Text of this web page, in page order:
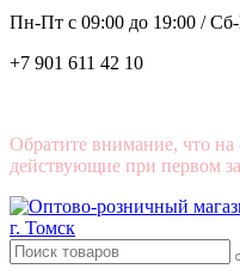
Пн-Пт с 09:00 до 19:00 /Сб-
+7 901 611 42 10
Обратите внимание, что
действующие при первом